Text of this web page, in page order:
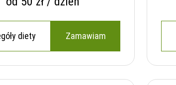
diety Zamawiam